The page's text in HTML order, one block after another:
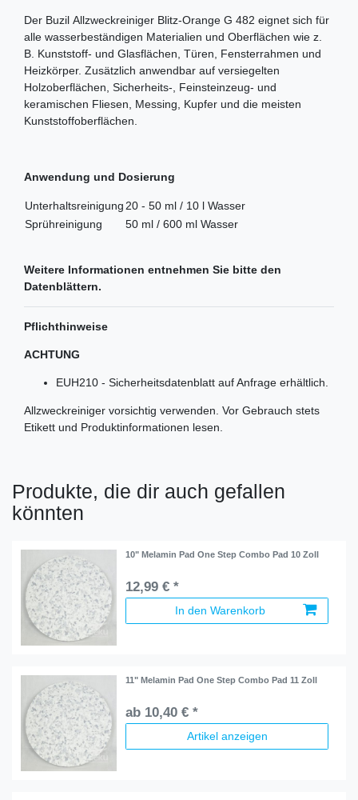
Der Buzil Allzweckreiniger Blitz-Orange G 482 eignet sich für
alle wasserbeständigen Materialien und Oberflächen wie z.
B. Kunststoff- und Glasflächen, Türen, Fensterrahmen und
Heizkörper. Zusätzlich anwendbar auf versiegelten
Holzoberflächen, Sicherheits-, Feinsteinzeug- und
keramischen Fliesen, Messing, Kupfer und die meisten
Kunststoffoberflächen.
Anwendung und Dosierung
Unterhaltsreinigung 20 - 50 ml / 10 l Wasser
Sprühreinigung
50 ml / 600 ml Wasser
Weitere Informationen entnehmen Sie bitte den
Datenblättern.
Pflichthinweise
ACHTUNG
EUH210 - Sicherheitsdatenblatt auf Anfrage erhältlich.
Allzweckreiniger vorsichtig verwenden. Vor Gebrauch stets
Etikett und Produktinformationen lesen.
Produkte, die dir auch gefallen
könnten
10" Melamin Pad One Step Combo Pad 10 Zoll
12,99 € *
In den Warenkorb
11" Melamin Pad One Step Combo Pad 11 Zoll
ab 10,40 € *
Artikel anzeigen